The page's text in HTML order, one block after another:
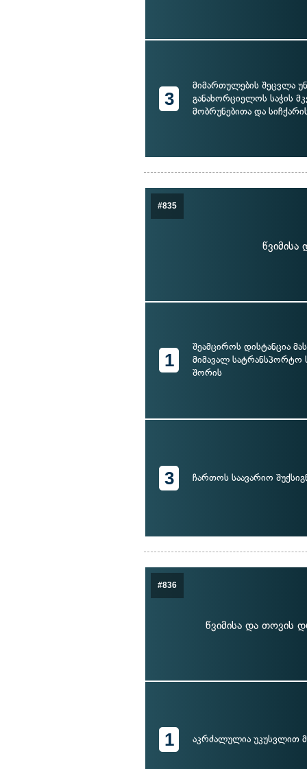
3
მიმართულების შეცვლა
განახორციელოს საჭის
მობრუნებითა და
#835
1
შეამციროს დისტანცია
მიმავალ სატრანსპორტო
შორის
3 ჩართოს საავარიო
#836
წვიმისა და თოვის
1 აკრძალულია უკუსვლით